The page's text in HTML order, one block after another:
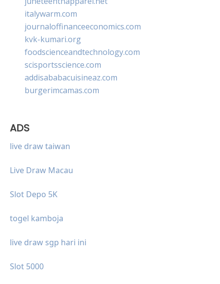
italywarm.com
journaloffinanceeconomics.com
kvk-kumari.org
foodscienceandtechnology.com
scisportsscience.com
addisababacuisineaz.com
burgerimcamas.com
ADS
live draw taiwan
Live Draw Macau
Slot Depo 5K
togel kamboja
live draw sgp hari ini
Slot 5000